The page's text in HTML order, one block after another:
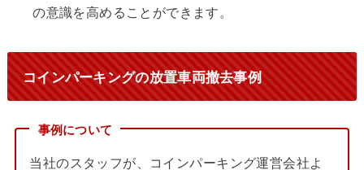
の意識を高めることができます。
コインパーキングの放置車両撤去事例
事例について
当社のスタッフが、コインパーキング運営会社よ